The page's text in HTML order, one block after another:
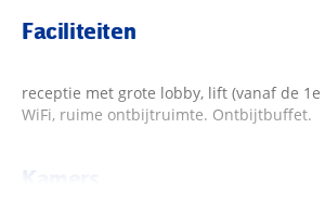
Faciliteiten
receptie met grote lobby, lift (vanaf de
WiFi, ruime ontbijtruimte. Ontbijtbuffet.
Kamers